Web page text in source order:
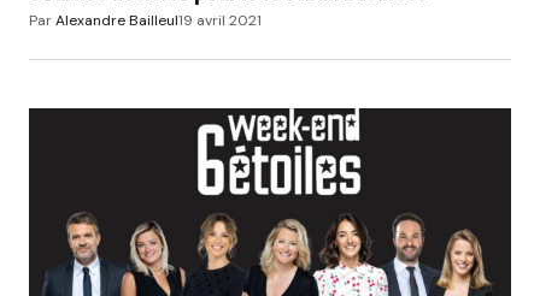
ParAlexandre Bailleul19 avril 2021